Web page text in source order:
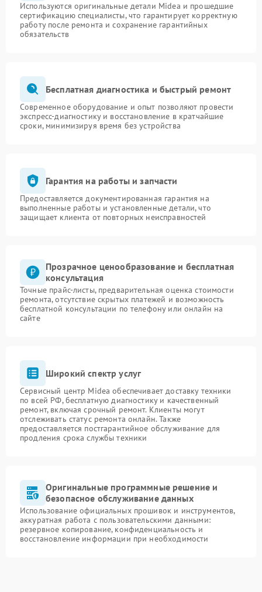
Используются оригинальные детали Midea и прошедшие
сертификацию специалисты, что гарантирует корректную
работу после ремонта и сохранение гарантийных
обязательств
Бесплатная диагностика и быстрый ремонт
Современное оборудование и опыт позволяют провести
экспресс-диагностику и восстановление в кратчайшие
сроки, минимизируя время без устройства
Гарантия на работы и запчасти
Предоставляется документированная гарантия на
выполненные работы и установленные детали, что
защищает клиента от повторных неисправностей
Прозрачное ценообразование и бесплатная
консультация
Точные прайс-листы, предварительная оценка стоимости
ремонта, отсутствие скрытых платежей и возможность
бесплатной консультации по телефону или онлайн на
сайте
Широкий спектр услуг
Сервисный центр Midea обеспечивает доставку техники
по всей РФ, бесплатную диагностику и качественный
ремонт, включая срочный ремонт. Клиенты могут
отслеживать статус ремонта онлайн. Также
предоставляется постгарантийное обслуживание для
продления срока службы техники
Оригинальные программные решение и
безопасное обслуживание данных
Использование официальных прошивок и инструментов,
аккуратная работа с пользовательскими данными:
резервное копирование, конфиденциальность и
восстановление информации при необходимости